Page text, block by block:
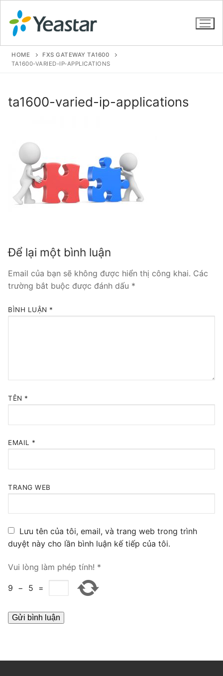
SẢN PHẨM
Tổng đài VoIP Yeastar S412
Tổng đài VoIP Yeastar S20
Tổng đài VoIP Yeastar S50
HOSTED PHONE SYSTEM
Tổng đài Yeastar Cloud
IPPBX FOR LARGE ENTERPRISES
TIN TỨC
HƯỚNG DẪN
HOME
FXS GATEWAY TA1600
TA1600-VARIED-IP-APPLICATIONS
ta1600-varied-ip-applications
Để lại một bình luận
Email của bạn sẽ không được hiển thị công khai. Các
trường bắt buộc được đánh dấu *
BÌNH LUẬN *
TÊN *
EMAIL *
TRANG WEB
Lưu tên của tôi, email, và trang web trong trình
duyệt này cho lần bình luận kế tiếp của tôi.
Vui lòng làm phép tính! *
9 − 5 =